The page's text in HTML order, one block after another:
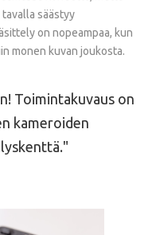
säästyy
on nopeampaa, kun
monen kuvan joukosta.
Toimintakuvaus on
kameroiden